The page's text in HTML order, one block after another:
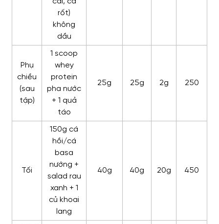
rốt)
không
dầu
Phụ
chiều
(sau
tập)
1 scoop
whey
protein
pha nước
+ 1 quả
táo
25g 25g 2g 250
Tối
150g cá
hồi/cá
basa
nướng +
salad rau
xanh + 1
củ khoai
lang
40g 40g 20g 450